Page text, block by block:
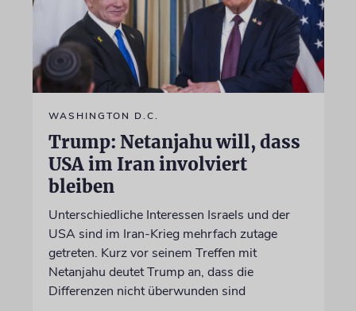
WASHINGTON D.C.
Trump: Netanjahu will, dass
USA im Iran involviert
bleiben
Unterschiedliche Interessen Israels und der
USA sind im Iran-Krieg mehrfach zutage
getreten. Kurz vor seinem Treffen mit
Netanjahu deutet Trump an, dass die
Differenzen nicht überwunden sind